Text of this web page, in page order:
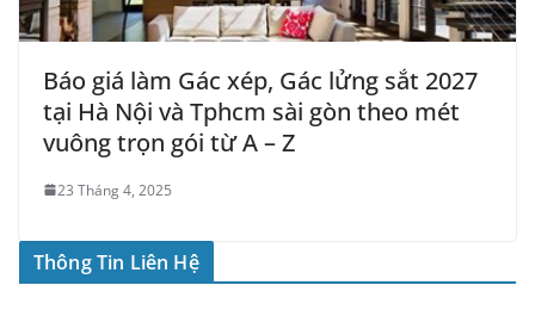
Báo giá làm Gác xép, Gác lửng sắt 2027
tại Hà Nội và Tphcm sài gòn theo mét
vuông trọn gói từ A – Z
23 Tháng 4, 2025
Thông Tin Liên Hệ